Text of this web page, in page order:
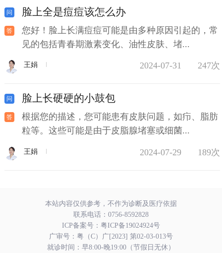
脸上全是痘痘该怎么办
您好！脸上长满痘痘可能是由多种原因引起的，常
见的包括青春期激素变化、油性皮肤、堵...
王娟 2024-07-31 247次
脸上长硬硬的小鼓包
根据您的描述，您可能患有皮肤问题，如疖、脂肪
粒等。这些可能是由于皮脂腺堵塞或细菌...
王娟 2024-07-29 189次
本站内容仅供参考，不作为诊断及医疗依据
联系电话： 0756-8592828
ICP备案号： 粤ICP备19024924号
广审号：粤（C）广[2023] 第02-03-013号
就诊时间：早8:00-晚19:00（节假日无休）